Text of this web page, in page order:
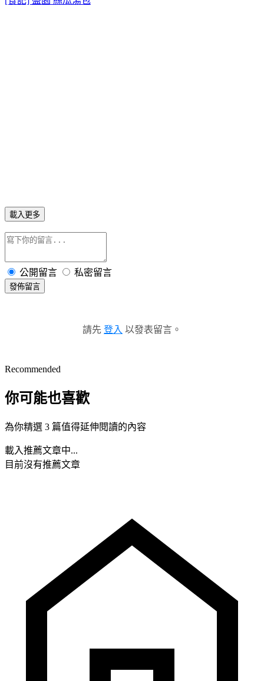
載入更多
公開留言 私密留言
發佈留言
請先 登入 以發表留言。
Recommended
你可能也喜歡
為你精選 3 篇值得延伸閱讀的內容
載入推薦文章中...
目前沒有推薦文章